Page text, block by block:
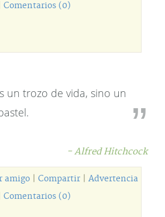
Comentarios (0)
un trozo de vida, sino un
- Alfred Hitchcock
amigo| Compartir| Advertencia
Comentarios (0)